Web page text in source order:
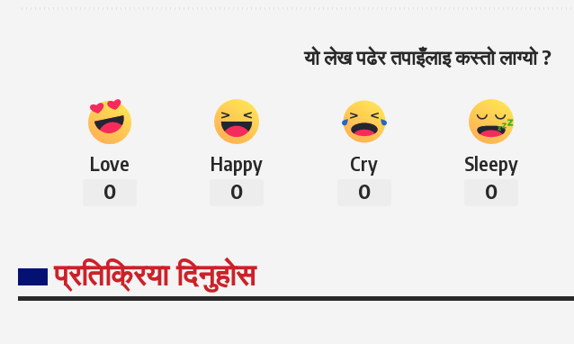
यो लेख पढेर तपाइँलाइ कस्तो लाग्यो ?
Love
0
Happy
0
Cry
0
Sleepy
0
प्रतिक्रिया दिनुहोस